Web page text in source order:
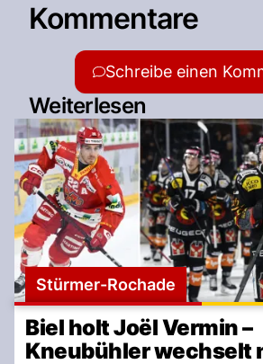
Kommentare
Schreibe einen
Weiterlesen
Stürmer-Rochade
Biel holt Joël Vermin –
Kneubühler wechselt